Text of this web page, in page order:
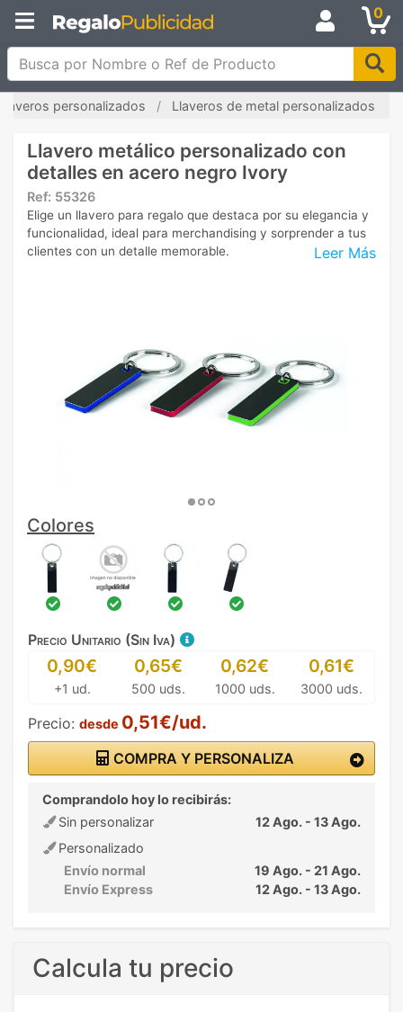
0
Busca por Nombre o Ref de Producto
personalizados Llaveros de metal personalizados
Llavero metálico personalizado con
detalles en acero negro Ivory
Ref: 55326
Leer Más
Elige un llavero para regalo que destaca por su elegancia y
funcionalidad, ideal para merchandising y sorprender a tus
clientes con un detalle memorable.
Colores
Precio Unitario (Sin Iva)
0,90€
+1 ud.
0,65€
500 uds.
0,62€
1000 uds.
0,61€
3000 uds.
Precio: desde 0,51€/ud.
COMPRA Y PERSONALIZA
Comprandolo hoy lo recibirás:
Sin personalizar
12 Ago. - 13 Ago.
Personalizado
Envío normal
19 Ago. - 21 Ago.
Envío Express
12 Ago. - 13 Ago.
Calcula tu precio